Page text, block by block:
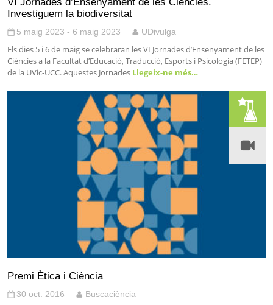
Investiguem la biodiversitat
5 maig 2023 - 6 maig 2023 UDivulga
Els dies 5 i 6 de maig se celebraran les VI Jornades d’Ensenyament de les
Ciències a la Facultat d’Educació, Traducció, Esports i Psicologia (FETEP)
de la UVic-UCC. Aquestes Jornades Llegeix-ne més…
Premi Ètica i Ciència
30 oct. 2016 Buscaciència